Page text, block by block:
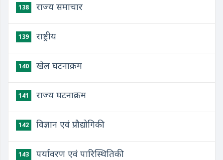
138 ​राज्य समाचार
139 ​राष्ट्रीय
140 खेल घटनाक्रम
141 राज्य घटनाक्रम
142 विज्ञान एवं प्रौद्योगिकी
143 पर्यावरण एवं पारिस्थितिकी